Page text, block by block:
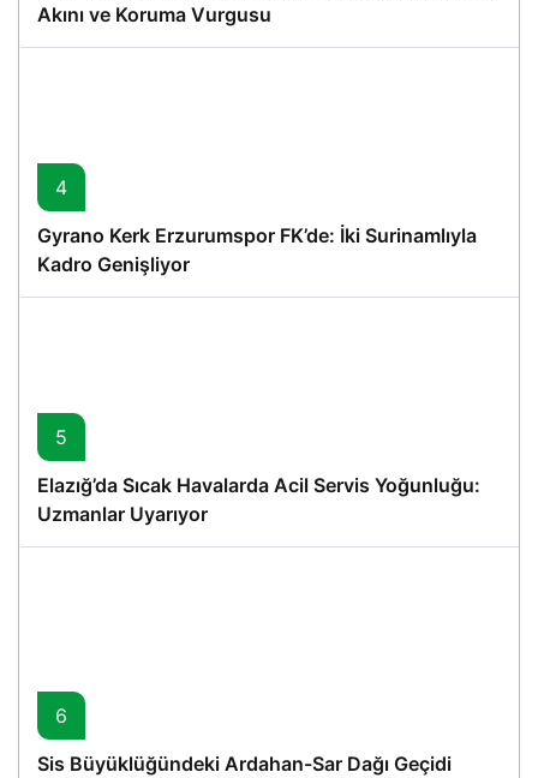
Akını ve Koruma Vurgusu
4
Gyrano Kerk Erzurumspor FK’de: İki Surinamlıyla
Kadro Genişliyor
5
Elazığ’da Sıcak Havalarda Acil Servis Yoğunluğu:
Uzmanlar Uyarıyor
6
Sis Büyüklüğündeki Ardahan-Sar Dağı Geçidi